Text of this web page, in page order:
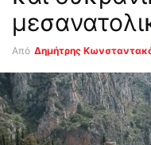
Από Δημήτρης